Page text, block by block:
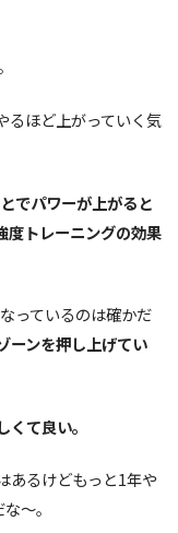
るほど上がっていく気
でパワーが上がると
度トレーニングの効果
っているのは確かだ
ーンを押し上げてい
て良い。
あるけどもっと1年や
〜。